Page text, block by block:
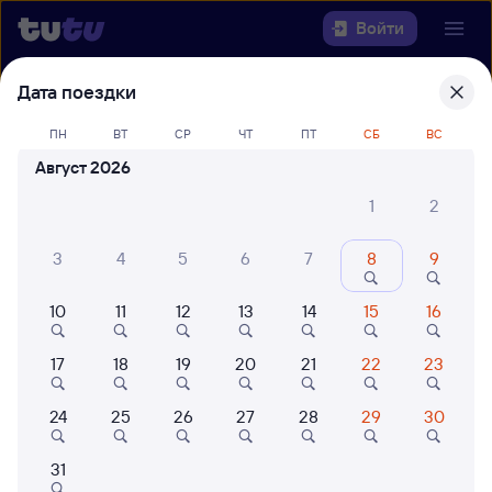
Войти
Выберите день, чтобы найти
билеты Хилок — Пермь-2
Откуда
Кто едет
Найти поезда
Дата поездки
ПН ВТ СР ЧТ ПТ СБ ВС
Август 2026
1
2
3 4 5 6 7 8 9
10 11 12 13 14 15 16
17 18 19 20 21 22 23
24 25 26 27 28 29 30
31